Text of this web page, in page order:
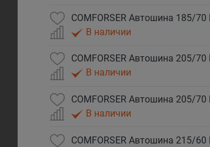
COMFORSER Автошина 185/70
В наличии
COMFORSER Автошина 205/70
В наличии
COMFORSER Автошина 205/70
В наличии
COMFORSER Автошина 215/60